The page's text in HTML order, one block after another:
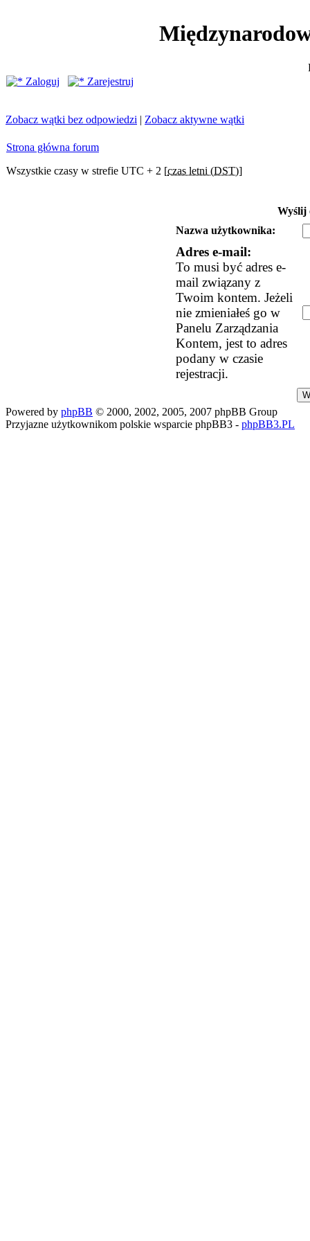
Zaloguj
Zarejestruj
Zobacz wątki bez odpowiedzi | Zobacz aktywne wątki
Strona główna forum
Wszystkie czasy w strefie UTC + 2 [czas letni (DST)]
Wyślij
Nazwa użytkownika:
Adres e-mail:
To musi być adres e-
mail związany z
Twoim kontem. Jeżeli
nie zmieniałeś go w
Panelu Zarządzania
Kontem, jest to adres
podany w czasie
rejestracji.
Powered by phpBB © 2000, 2002, 2005, 2007 phpBB Group
Przyjazne użytkownikom polskie wsparcie phpBB3 - phpBB3.PL